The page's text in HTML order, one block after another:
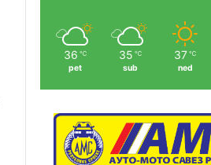
36 ℃
pet
35 ℃
sub
37 ℃
ned